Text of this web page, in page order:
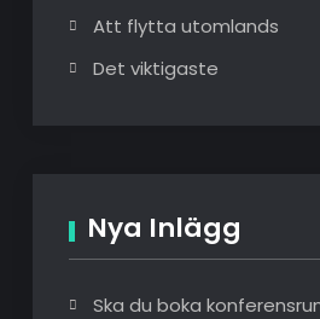
Att flytta utomlands
Det viktigaste
Nya Inlägg
Ska du boka